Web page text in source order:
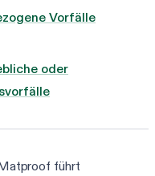
Vorfälle
oder
führt